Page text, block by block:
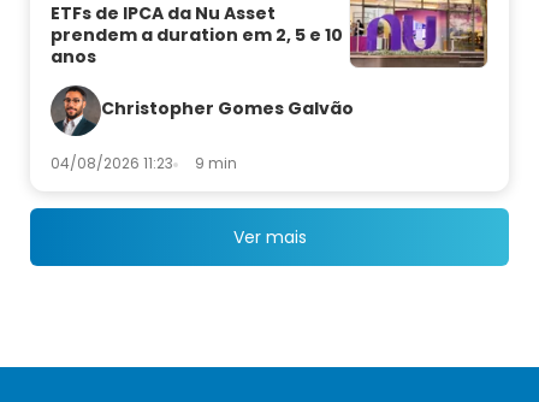
ETFs de IPCA da Nu Asset
prendem a duration em 2, 5 e 10
anos
Christopher Gomes Galvão
04/08/2026 11:23 9 min
Ver mais